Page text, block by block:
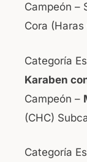
Campeón –
Cora
Categoría
Karaben
Campeón –
(CHC)
Categoría